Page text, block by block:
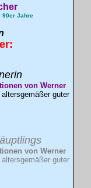
90er Jahre
:
von Werner
guter
von Werner
guter